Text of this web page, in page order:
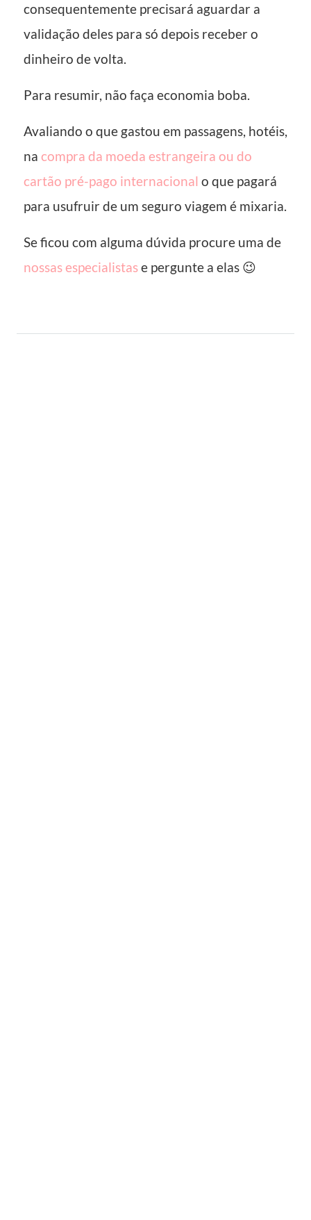
consequentemente precisará aguardar a
validação deles para só depois receber o
dinheiro de volta.
Para resumir, não faça economia boba.
Avaliando o que gastou em passagens, hotéis,
na compra da moeda estrangeira ou do
cartão pré-pago internacional o que pagará
para usufruir de um seguro viagem é mixaria.
Se ficou com alguma dúvida procure uma de
nossas especialistase pergunte a elas 😉